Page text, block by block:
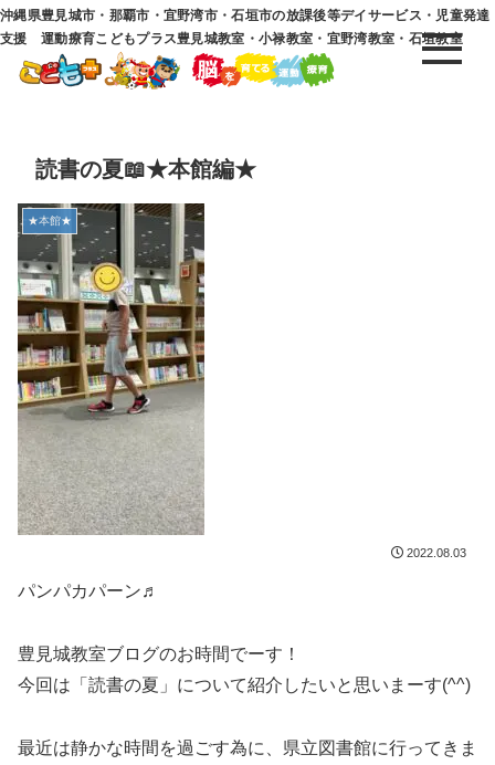
沖縄県豊見城市・那覇市・宜野湾市・石垣市の放課後等デイサービス・児童発達
支援 運動療育こどもプラス豊見城教室・小禄教室・宜野湾教室・石垣教室
読書の夏📖★本館編★
★本館★
2022.08.03
パンパカパーン♬
豊見城教室ブログのお時間でーす！
今回は「読書の夏」について紹介したいと思いまーす(^^)
最近は静かな時間を過ごす為に、県立図書館に行ってきま